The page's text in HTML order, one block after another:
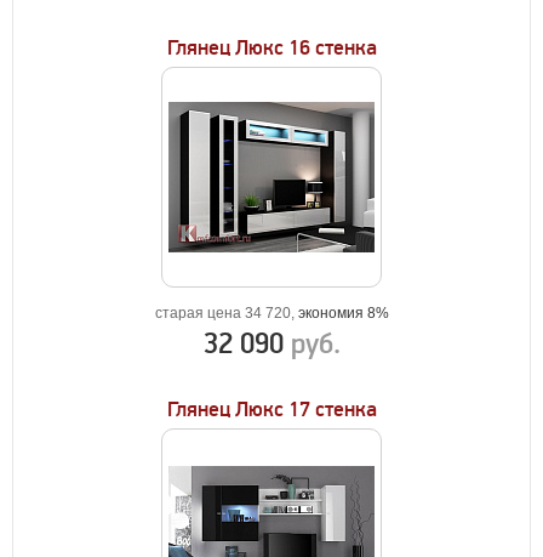
Глянец Люкс 16 стенка
старая цена 34 720, экономия 8%
32 090 руб.
Глянец Люкс 17 стенка